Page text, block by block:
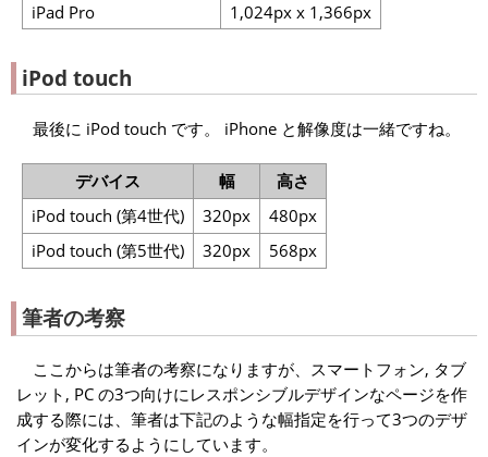
iPad Pro
1,024px x 1,366px
iPod touch
最後に iPod touch です。 iPhone と解像度は一緒ですね。
デバイス 幅
高さ
iPod touch (第4世代)
320px
480px
iPod touch (第5世代)
320px 568px
筆者の考察
ここからは筆者の考察になりますが、スマートフォン, タブ
レット, PC の3つ向けにレスポンシブルデザインなページを作
成する際には、筆者は下記のような幅指定を行って3つのデザ
インが変化するようにしています。